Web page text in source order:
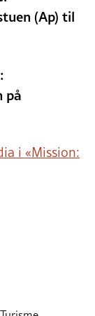
(Ap) til
på
i «Mission: